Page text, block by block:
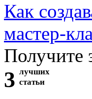
Как
мастер-
Получите
3 лучших
статьи